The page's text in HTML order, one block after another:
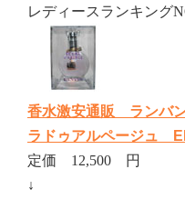
レディースランキング
香水激安通販 ランバ
ラドゥアルページュ
定価 12,500 円
↓